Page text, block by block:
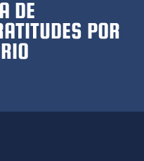
DE
POR